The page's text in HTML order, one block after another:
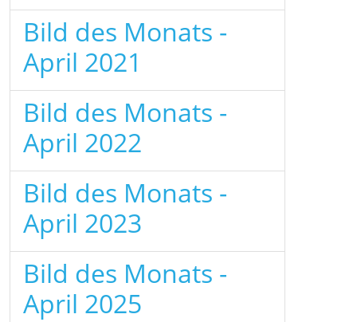
Bild des Monats -
April 2021
Bild des Monats -
April 2022
Bild des Monats -
April 2023
Bild des Monats -
April 2025